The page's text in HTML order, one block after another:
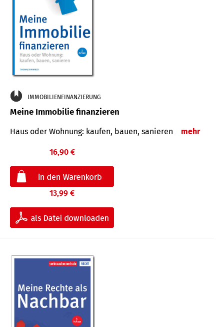
IMMOBILIENFINANZIERUNG
Meine Immobilie finanzieren
Haus oder Wohnung: kaufen, bauen, sanieren mehr
16,90 €
13,99 €